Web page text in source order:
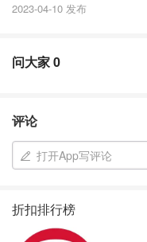
2023-04-10 发布
问大家0
评论
打开App写评论
折扣排行榜